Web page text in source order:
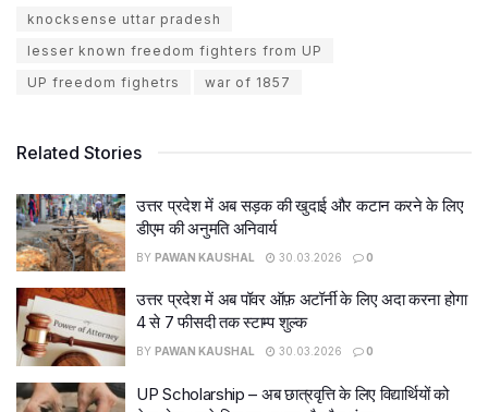
knocksense uttar pradesh
lesser known freedom fighters from UP
UP freedom fighetrs
war of 1857
Related Stories
उत्तर प्रदेश में अब सड़क की खुदाई और कटान करने के लिए
डीएम की अनुमति अनिवार्य
BY PAWAN KAUSHAL 30.03.2026 0
उत्तर प्रदेश में अब पॉवर ऑफ़ अटॉर्नी के लिए अदा करना होगा
4 से 7 फीसदी तक स्टाम्प शुल्क
BY PAWAN KAUSHAL 30.03.2026 0
UP Scholarship – अब छात्रवृत्ति के लिए विद्यार्थियों को